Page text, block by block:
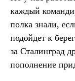
каждый
полка знали,
подойдет к
за Сталинград
пополнение